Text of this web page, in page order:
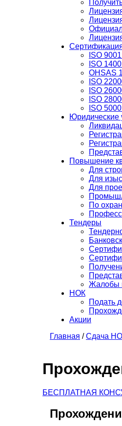
ISO
ISO
OHSAS
ISO
ISO
ISO
ISO
Юридические
Повышение
Для
Для
Для
По
Тендеры
Жалобы
НОК
Подать
Акции
Главная / Сдача
БЕСПЛАТНАЯ